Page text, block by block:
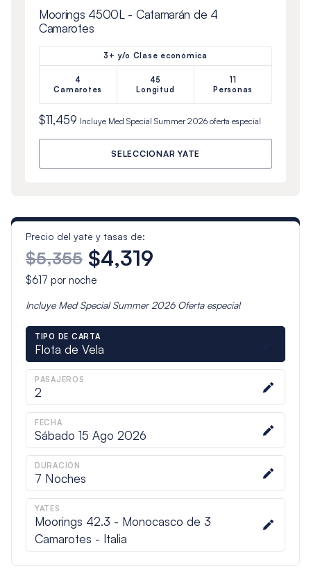
Moorings 4500L - Catamarán de 4
Camarotes
3+ y/o Clase económica
4
Camarotes
45
Longitud
11
Personas
$11,459 Incluye Med Special Summer 2026oferta especial
SELECCIONAR YATE
Precio del yate y tasas de:
$5,355 $4,319
$617 por noche
Incluye Med Special Summer 2026Oferta especial
TIPO DE CARTA
Flota de Vela
PASAJEROS
2
FECHA
Sábado 15 Ago 2026
DURACIÓN
7 Noches
YATES
Moorings 42.3 - Monocasco de 3
Camarotes - Italia